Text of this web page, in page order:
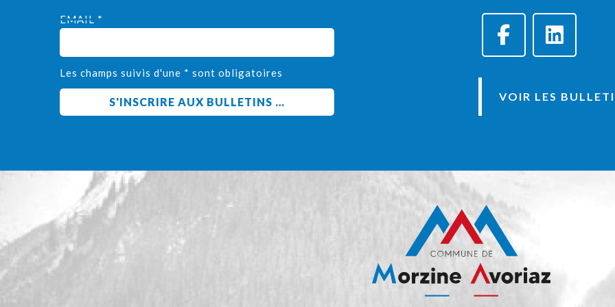
EMAIL *
Les champs suivis d'une * sont obligatoires
VOIR LES